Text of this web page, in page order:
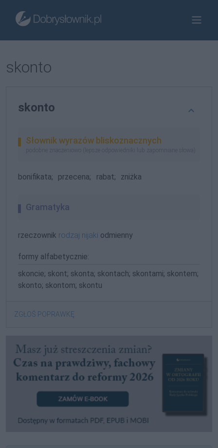
skonto
skonto
Słownik wyrazów bliskoznacznych
podobne znaczeniowo (lepsze odpowiedniki lub zapomniane słowa)
bonifikata; przecena; rabat; zniżka
Gramatyka
rzeczownik rodzaj nijaki odmienny
formy alfabetycznie:
skoncie; skont; skonta; skontach; skontami; skontem;
skonto; skontom; skontu
ZGŁOŚ POPRAWKĘ